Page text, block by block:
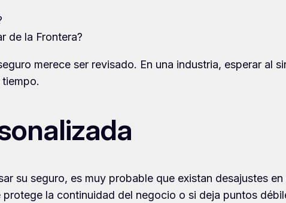
de la Frontera?
merece ser revisado. En una industria, esperar al
su seguro, es muy probable que existan desajustes
la continuidad del negocio o si deja puntos